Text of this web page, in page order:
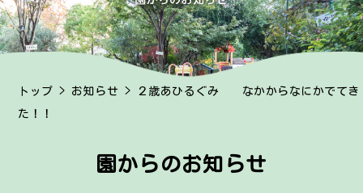
トップ > お知らせ > ２歳あひるぐみ なかからなにかでてき
た！！
園からのお知らせ